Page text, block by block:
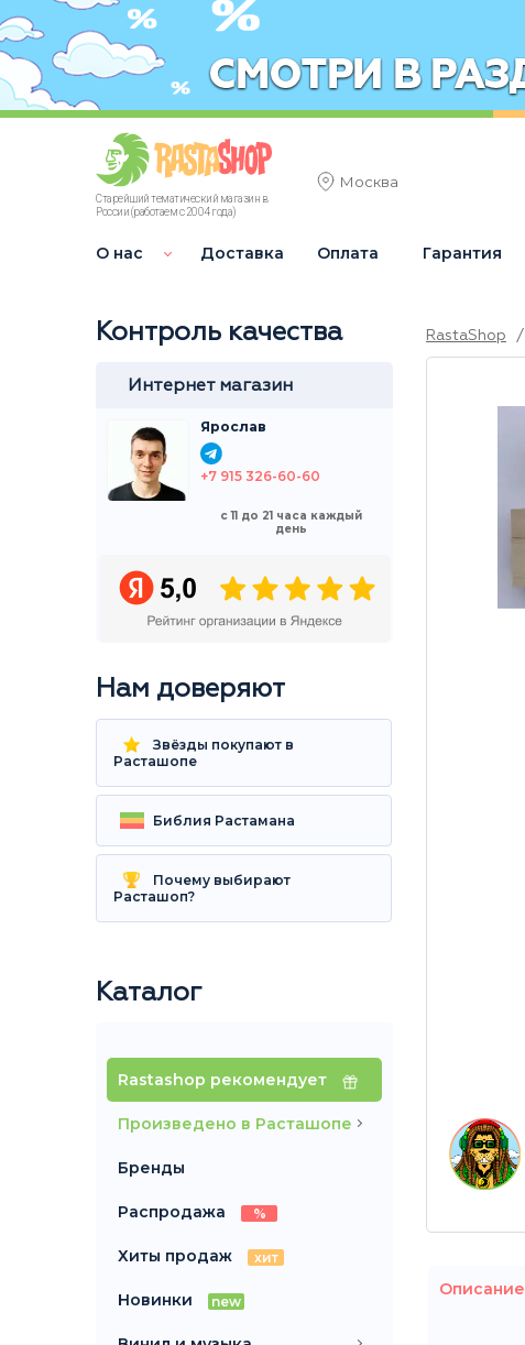
Старейший тематический магазин в
России (работаем с 2004 года)
Москва
О нас Доставка Оплата Гарантия
Контроль качества
Интернет магазин
Ярослав
+7 915 326-60-60
с 11 до 21 часа каждый
день
Нам доверяют
Звёзды покупают в
Расташопе
Библия Растамана
Почему выбирают
Расташоп?
Каталог
Rastashop рекомендует
Произведено в Расташопе
Бренды
Распродажа %
Хиты продаж хит
Новинки new
RastaShop /
Описание